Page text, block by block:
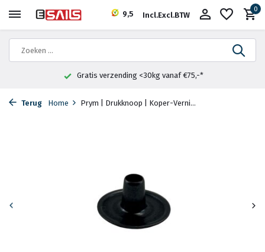
9,5 Incl.Excl.BTW
0
Gratis verzending <30kg vanaf €75,-*
Terug Home Prym | Drukknoop | Koper-Verni...